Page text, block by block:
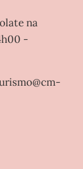
na
-